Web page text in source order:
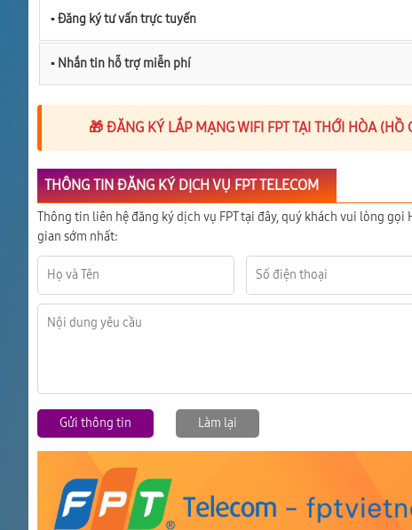
▪︎ Đăng ký tư vấn trực tuyến
▪︎ Nhắn tin hỗ trợ miễn phí
🎁 ĐĂNG KÝ LẮP MẠNG WIFI FPT TẠI THỚI HÒA
THÔNG TIN ĐĂNG KÝ DỊCH VỤ FPT TELECOM
Thông tin liên hệ đăng ký dịch vụ FPT tại đây, quý khách vui lòng gọi
gian sớm nhất:
Gửi thông tin Làm lại